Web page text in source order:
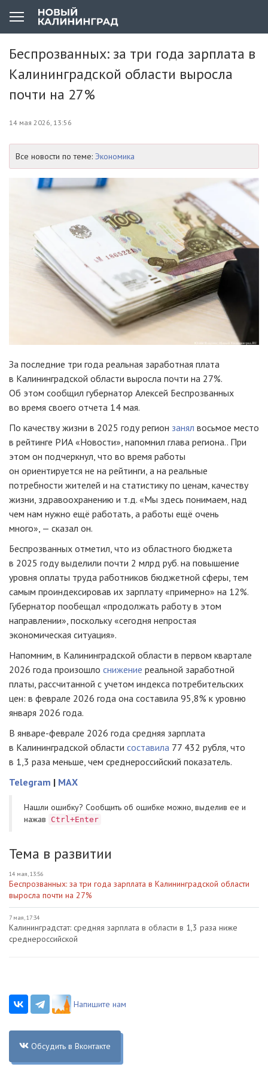
Беспрозванных: за три года зарплата в
Калининградской области выросла
почти на 27%
14 мая 2026, 13:56
Все новости по теме: Экономика
За последние три года реальная заработная плата
в Калининградской области выросла почти на 27%.
Об этом сообщил губернатор Алексей Беспрозванных
во время своего отчета 14 мая.
По качеству жизни в 2025 году регион занял восьмое место
в рейтинге РИА «Новости», напомнил глава региона.. При
этом он подчеркнул, что во время работы
он ориентируется не на рейтинги, а на реальные
потребности жителей и на статистику по ценам, качеству
жизни, здравоохранению и т.д. «Мы здесь понимаем, над
чем нам нужно ещё работать, а работы ещё очень
много», — сказал он.
Беспрозванных отметил, что из областного бюджета
в 2025 году выделили почти 2 млрд руб. на повышение
уровня оплаты труда работников бюджетной сферы, тем
самым проиндексировав их зарплату «примерно» на 12%.
Губернатор пообещал «продолжать работу в этом
направлении», поскольку «сегодня непростая
экономическая ситуация».
Напомним, в Калининградской области в первом квартале
2026 года произошло снижение реальной заработной
платы, рассчитанной с учетом индекса потребительских
цен: в феврале 2026 года она составила 95,8% к уровню
января 2026 года.
В январе-феврале 2026 года средняя зарплата
в Калининградской области составила 77 432 рубля, что
в 1,3 раза меньше, чем среднероссийский показатель.
Telegram | MAX
Нашли ошибку? Cообщить об ошибке можно, выделив ее и
нажав
Ctrl+Enter
Тема в развитии
14 мая, 13:56
Беспрозванных: за три года зарплата в Калининградской области
выросла почти на 27%
7 мая, 17:34
Калининградстат: средняя зарплата в области в 1,3 раза ниже
среднероссийской
Напишите нам
Обсудить в Вконтакте